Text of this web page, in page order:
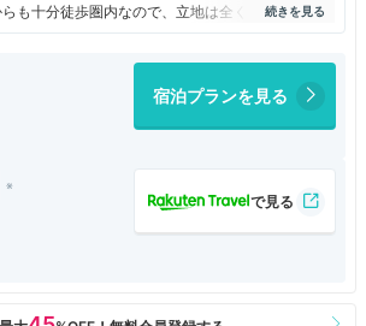
も十分徒歩圏内なので、立地は全く問題ありませ
たし、ベッドも快適だったし、朝食レストランも
宿泊プランを見る